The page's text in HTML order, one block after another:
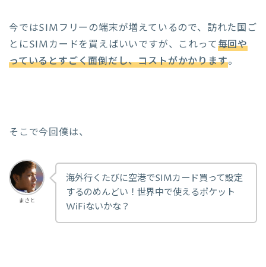
今ではSIMフリーの端末が増えているので、訪れた国ご
とにSIMカードを買えばいいですが、これって毎回や
っているとすごく面倒だし、コストがかかります。
そこで今回僕は、
まさと
海外行くたびに空港でSIMカード買って設定
するのめんどい！世界中で使えるポケット
WiFiないかな？